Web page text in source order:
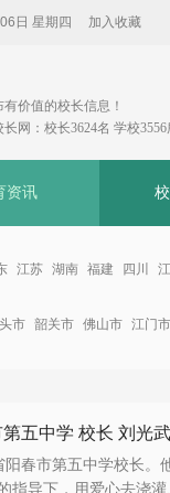
日 星期四 加入收藏
价值的校长信息！
长网：校长3624名 学校3556
资讯
江苏 湖南 福建 四川
市 韶关市 佛山市 江门市
五中学 校长 刘光
春市第五中学校长。
指导下，用爱心去浇灌